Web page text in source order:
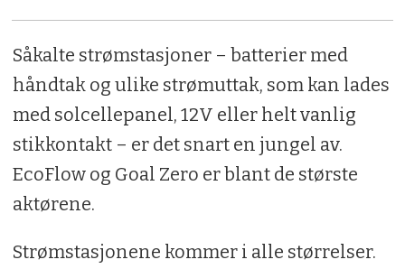
Såkalte strømstasjoner – batterier med
håndtak og ulike strømuttak, som kan lades
med solcellepanel, 12V eller helt vanlig
stikkontakt – er det snart en jungel av.
EcoFlow og Goal Zero er blant de største
aktørene.
Strømstasjonene kommer i alle størrelser.